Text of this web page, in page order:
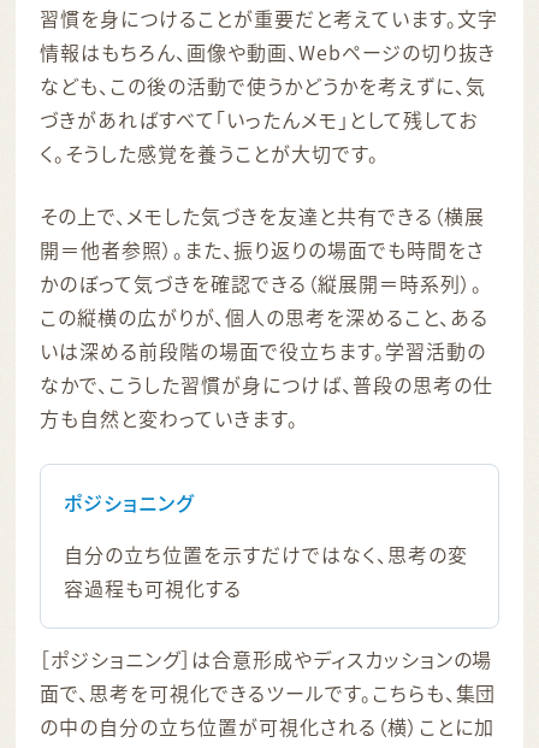
習慣を身につけることが重要だと考えています。文字
情報はもちろん、画像や動画、Webページの切り抜き
なども、この後の活動で使うかどうかを考えずに、気
づきがあればすべて「いったんメモ」として残してお
く。そうした感覚を養うことが大切です。
その上で、メモした気づきを友達と共有できる（横展
開＝他者参照）。また、振り返りの場面でも時間をさ
かのぼって気づきを確認できる（縦展開＝時系列）。
この縦横の広がりが、個人の思考を深めること、ある
いは深める前段階の場面で役立ちます。学習活動の
なかで、こうした習慣が身につけば、普段の思考の仕
方も自然と変わっていきます。
ポジショニング
自分の立ち位置を示すだけではなく、思考の変
容過程も可視化する
［ポジショニング］は合意形成やディスカッションの場
面で、思考を可視化できるツールです。こちらも、集団
の中の自分の立ち位置が可視化される（横）ことに加